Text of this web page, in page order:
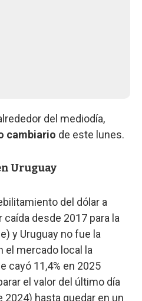
del mediodía,
cambiario de este lunes.
Uruguay
del dólar a
desde 2017 para la
y Uruguay no fue la
el mercado local la
cayó 11,4% en 2025
el valor del último día
2024) hasta quedar en un